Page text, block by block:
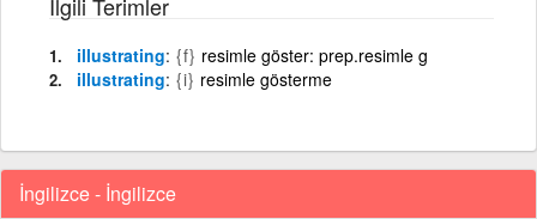
illustrating {f} resimle göster: prep.resimle g
illustrating {i} resimle gösterme
İngilizce - İngilizce